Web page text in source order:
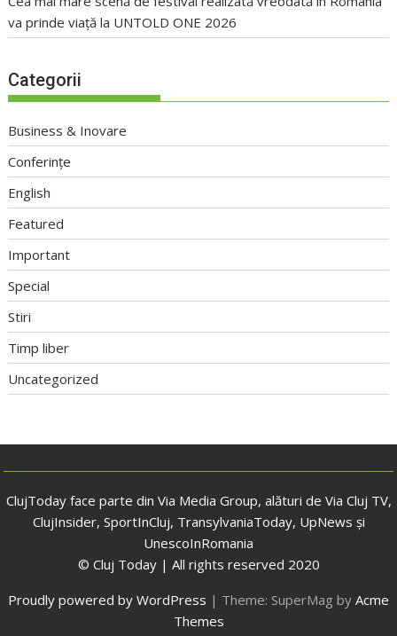
va prinde viață la UNTOLD ONE 2026
Categorii
Business & Inovare
Conferințe
English
Featured
Important
Special
Stiri
Timp liber
Uncategorized
ClujToday face parte din Via Media Group, alături de Via Cluj TV,
ClujInsider, SportInCluj, TransylvaniaToday, UpNews și
UnescoInRomania
© Cluj Today | All rights reserved 2020
Proudly powered by WordPress | Theme: SuperMag by Acme
Themes